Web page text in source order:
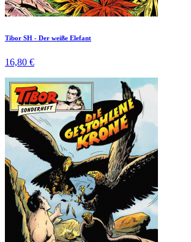
Tibor SH - Der weiße Elefant
16,80 €